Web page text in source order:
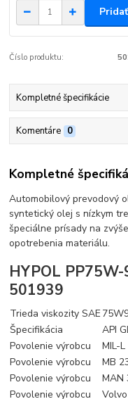
Číslo produktu:
Kompletné špecifikácie
Komentáre 0
Kompletné
Automobilový prevodový
syntetický olej s nízkym
špeciálne prísady na
opotrebenia materiálu.
HYPOL
501939
Trieda viskozity SAE
Špecifikácia
API
Povolenie výrobcu
MIL-
Povolenie výrobcu
MB
Povolenie výrobcu
MAN
Povolenie výrobcu